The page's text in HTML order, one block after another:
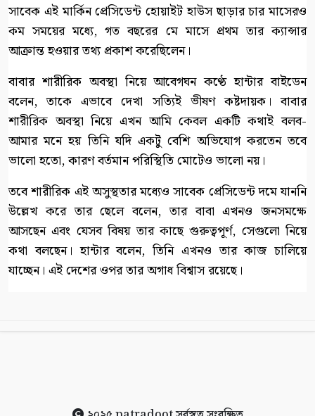
সাবেক এই মার্কিন প্রেসিডেন্ট হোয়াইট হাউস ছাড়ার চার মাসেরও
কম সময়ের মধ্যে, গত বছরের মে মাসে প্রথম তার ক্যান্সার
আক্রান্ত হওয়ার তথ্য প্রকাশ করেছিলেন।
বাবার শারীরিক অবস্থা নিয়ে আবেগঘন কণ্ঠে হান্টার বাইডেন
বলেন, তাকে এভাবে দেখা সত্যিই ভীষণ কষ্টদায়ক। বাবার
শারীরিক অবস্থা নিয়ে এখন আমি কেবল একটি কথাই বলব-
আমার মনে হয় তিনি যদি একটু বেশি অভিযোগ করতেন তবে
ভালো হতো, কারণ বর্তমান পরিস্থিতি মোটেও ভালো নয়।
তবে শারীরিক এই অসুস্থতার মধ্যেও সাবেক প্রেসিডেন্ট দমে যাননি
উল্লেখ করে তার ছেলে বলেন, তার বাবা এখনও জনসমক্ষে
আসছেন এবং যেসব বিষয় তার কাছে গুরুত্বপূর্ণ, সেগুলো নিয়ে
কথা বলছেন। হান্টার বলেন, তিনি এখনও তার কাজ চালিয়ে
যাচ্ছেন। এই দেশের ওপর তার অগাধ বিশ্বাস রয়েছে।